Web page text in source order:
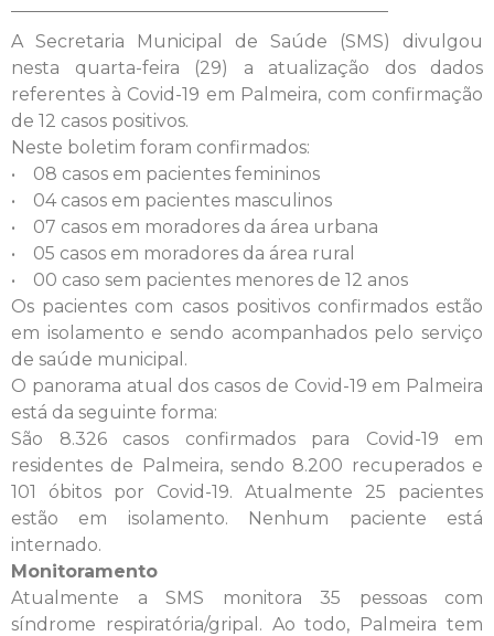
A Secretaria Municipal de Saúde (SMS) divulgou
nesta quarta-feira (29) a atualização dos dados
referentes à Covid-19 em Palmeira, com confirmação
de 12 casos positivos.
Neste boletim foram confirmados:
• 08 casos em pacientes femininos
• 04 casos em pacientes masculinos
• 07 casos em moradores da área urbana
• 05 casos em moradores da área rural
• 00 caso sem pacientes menores de 12 anos
Os pacientes com casos positivos confirmados estão
em isolamento e sendo acompanhados pelo serviço
de saúde municipal.
O panorama atual dos casos de Covid-19 em Palmeira
está da seguinte forma:
São 8.326 casos confirmados para Covid-19 em
residentes de Palmeira, sendo 8.200 recuperados e
101 óbitos por Covid-19. Atualmente 25 pacientes
estão em isolamento. Nenhum paciente está
internado.
Monitoramento
Atualmente a SMS monitora 35 pessoas com
síndrome respiratória/gripal. Ao todo, Palmeira tem